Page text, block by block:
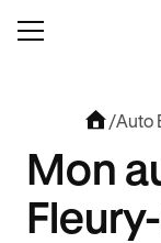
/Auto
Mon